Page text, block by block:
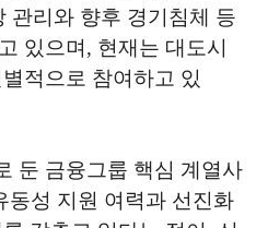
관리와 향후 경기침체 등
있으며, 현재는 대도시
적으로 참여하고 있
둔 금융그룹 핵심 계열사
동성 지원 여력과 선진화